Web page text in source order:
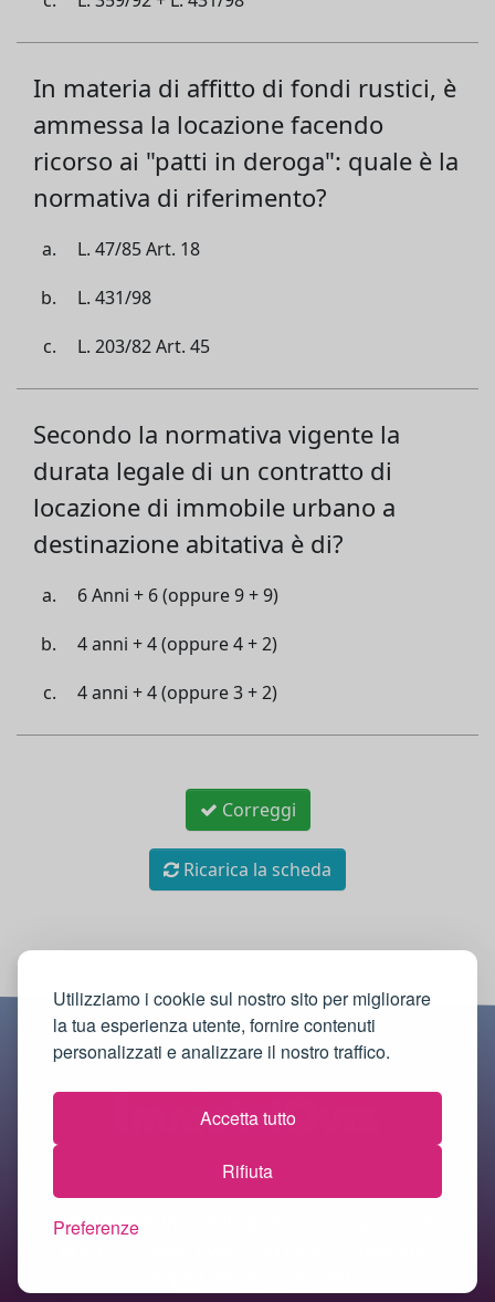
Utilizziamo i cookie sul nostro sito per migliorare
la tua esperienza utente, fornire contenuti
personalizzati e analizzare il nostro traffico.
Accetta tutto
Rifiuta
Preferenze
In materia di affitto di fondi rustici, è
ammessa la locazione facendo
ricorso ai "patti in deroga": quale è la
normativa di riferimento?
L. 47/85 Art. 18
L. 431/98
L. 203/82 Art. 45
Secondo la normativa vigente la
durata legale di un contratto di
locazione di immobile urbano a
destinazione abitativa è di?
6 Anni + 6 (oppure 9 + 9)
4 anni + 4 (oppure 4 + 2)
4 anni + 4 (oppure 3 + 2)
Correggi
Ricarica la scheda
© 2018-2026 Immobilquiz.it |